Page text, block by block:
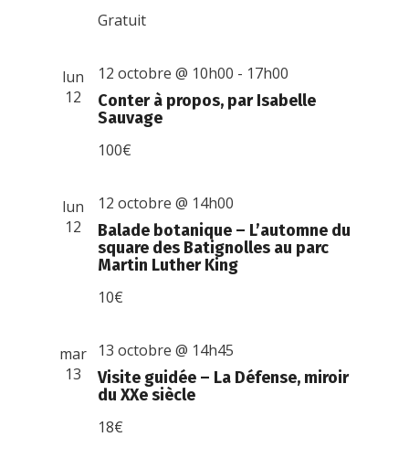
Gratuit
lun
12
Conter à propos, par Isabelle
Sauvage
12 octobre @ 10h00 - 17h00
100€
lun
12
Balade botanique – L’automne du
square des Batignolles au parc
Martin Luther King
12 octobre @ 14h00
10€
mar
13
Visite guidée – La Défense, miroir
du XXe siècle
13 octobre @ 14h45
18€